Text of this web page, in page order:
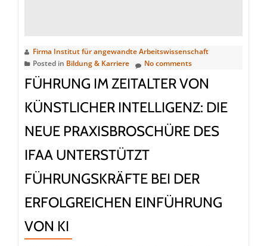
Firma Institut für angewandte Arbeitswissenschaft
Posted in Bildung & Karriere No comments
FÜHRUNG IM ZEITALTER VON
KÜNSTLICHER INTELLIGENZ: DIE
NEUE PRAXISBROSCHÜRE DES
IFAA UNTERSTÜTZT
FÜHRUNGSKRÄFTE BEI DER
ERFOLGREICHEN EINFÜHRUNG
VON KI